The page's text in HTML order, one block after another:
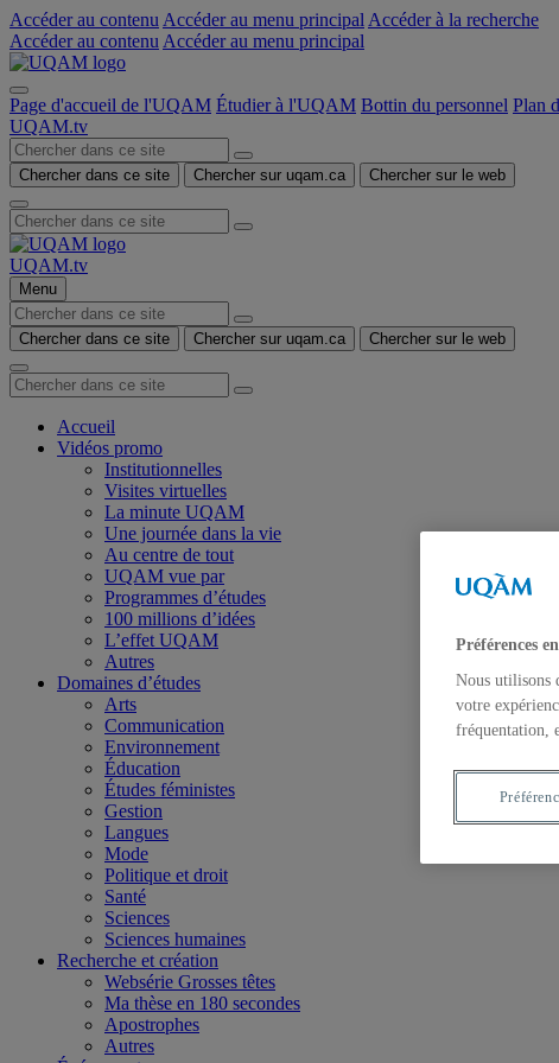
Accéder au contenu Accéder au menu principal Accéder à la recherche
Accéder au contenu Accéder au menu principal
Page d'accueil de l'UQAM Étudier à l'UQAM Bottin du personnel Plan
UQAM.tv
Chercher dans ce site Chercher sur uqam.ca Chercher sur le web
UQAM.tv
Menu
Chercher dans ce site Chercher sur uqam.ca Chercher sur le web
Accueil
Vidéos promo
Institutionnelles
Visites virtuelles
La minute UQAM
Une journée dans la vie
Au centre de tout
UQAM vue par
Programmes d’études
100 millions d’idées
L’effet UQAM
Autres
Domaines d’études
Arts
Communication
Environnement
Éducation
Études féministes
Gestion
Langues
Mode
Politique et droit
Santé
Sciences
Sciences humaines
Recherche et création
Websérie Grosses têtes
Ma thèse en 180 secondes
Apostrophes
Autres
Préférences
Nous utilisons
votre
fréquentation,